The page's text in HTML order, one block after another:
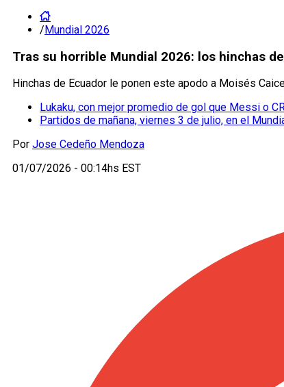
/Mundial 2026
Tras su horrible Mundial 2026: los hinchas
Hinchas de Ecuador le ponen este apodo a Moisés
Lukaku, con mejor promedio de gol que Messi o
Partidos de mañana, viernes 3 de julio, en el
Por Jose Cedeño Mendoza
01/07/2026 - 00:14hs EST